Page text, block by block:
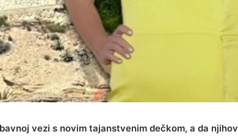
vezi s novim tajanstvenim dečkom, a da njihov